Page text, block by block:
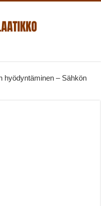
hyödyntäminen – Sähkön